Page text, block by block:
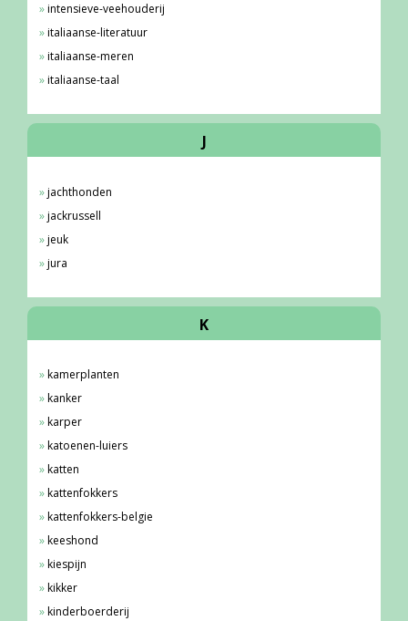
intensieve-veehouderij
italiaanse-literatuur
italiaanse-meren
italiaanse-taal
J
jachthonden
jackrussell
jeuk
jura
K
kamerplanten
kanker
karper
katoenen-luiers
katten
kattenfokkers
kattenfokkers-belgie
keeshond
kiespijn
kikker
kinderboerderij